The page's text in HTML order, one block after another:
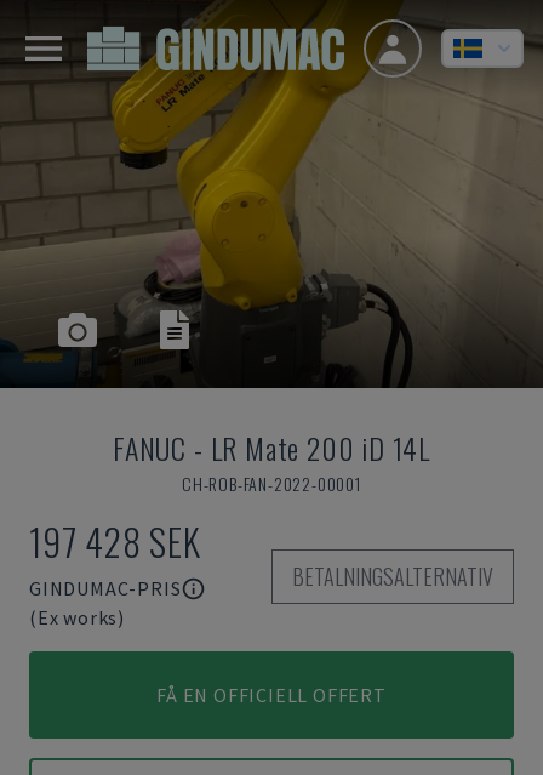
FANUC - LR Mate 200 iD 14L
CH-ROB-FAN-2022-00001
197 428 SEK
GINDUMAC-PRIS
(Ex works)
BETALNINGSALTERNATIV
FÅ EN OFFICIELL OFFERT